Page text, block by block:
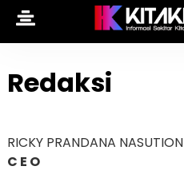
Redaksi
RICKY PRANDANA NASUTION
C E O